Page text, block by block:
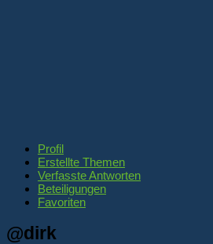
Profil
Erstellte Themen
Verfasste Antworten
Beteiligungen
Favoriten
@dirk